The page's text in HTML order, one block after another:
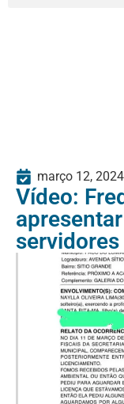
março 12, 2024
Vídeo: